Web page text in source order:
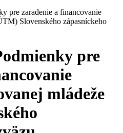
pre zaradenie a financovanie
Slovenského zápasníckeho
pre
mládeže